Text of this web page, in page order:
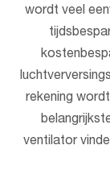
wordt veel
rekening
ventilator